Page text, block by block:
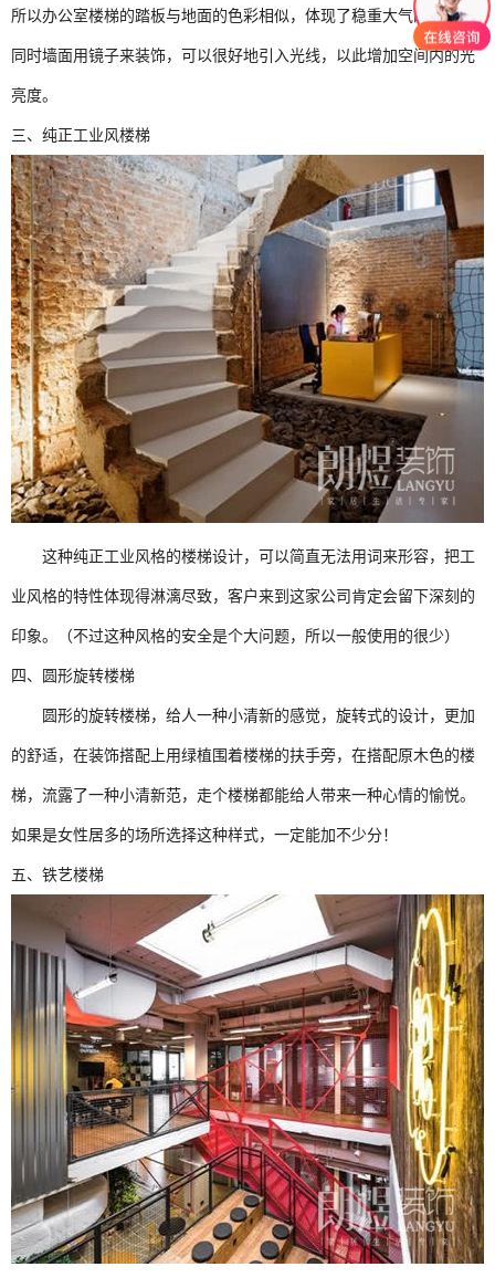
所以办公室楼梯的踏板与地面的色彩相似，体现了稳重大气的形象，
同时墙面用镜子来装饰，可以很好地引入光线，以此增加空间内的光
亮度。
三、纯正工业风楼梯
这种纯正工业风格的楼梯设计，可以简直无法用词来形容，把工
业风格的特性体现得淋漓尽致，客户来到这家公司肯定会留下深刻的
印象。（不过这种风格的安全是个大问题，所以一般使用的很少）
四、圆形旋转楼梯
圆形的旋转楼梯，给人一种小清新的感觉，旋转式的设计，更加
的舒适，在装饰搭配上用绿植围着楼梯的扶手旁，在搭配原木色的楼
梯，流露了一种小清新范，走个楼梯都能给人带来一种心情的愉悦。
如果是女性居多的场所选择这种样式，一定能加不少分！
五、铁艺楼梯